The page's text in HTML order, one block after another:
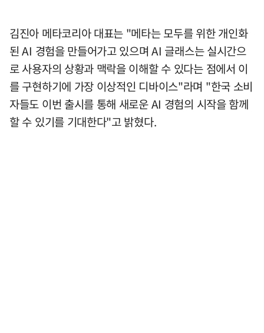
김진아 메타코리아 대표는 "메타는 모두를 위한 개인화
된 AI 경험을 만들어가고 있으며 AI 글래스는 실시간으
로 사용자의 상황과 맥락을 이해할 수 있다는 점에서 이
를 구현하기에 가장 이상적인 디바이스"라며 "한국 소비
자들도 이번 출시를 통해 새로운 AI 경험의 시작을 함께
할 수 있기를 기대한다"고 밝혔다.